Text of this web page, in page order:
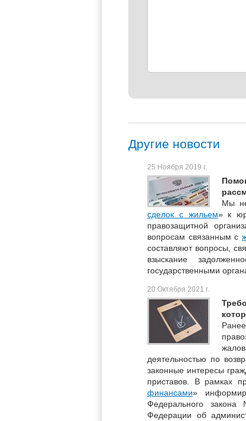
Другие новости
25 Ноября 2019 г.
Мы
сделок с жильем» к
правозащитной
вопросам связанным с
составляют вопросы,
взыскание
государственными
20 Октября 2021 г.
деятельностью по
законные интересы
приставов. В рамках
финансами»
Федерального
Федерации об